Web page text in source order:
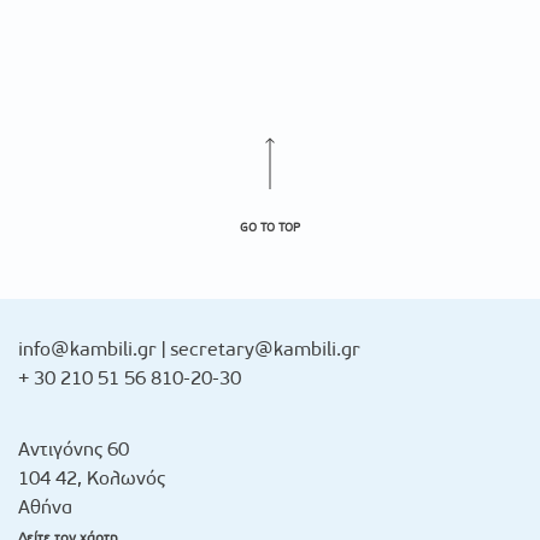
GO TO TOP
info@kambili.gr secretary@kambili.gr
+ 30 210 51 56 810-20-30
Αντιγόνης 60
104 42, Κολωνός
Αθήνα